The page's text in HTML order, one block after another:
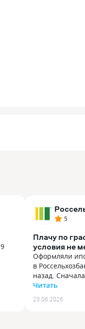
5
Плачу по
условия не
стабильно.
Оформляли
в
назад.
Читать
Оформляли
в
23.06.2026